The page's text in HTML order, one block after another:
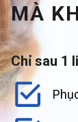
MÀ
Chỉ sau 1